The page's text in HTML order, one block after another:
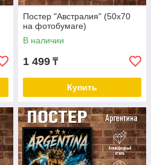
Постер "Австралия" (50х70
на фотобумаге)
В наличии
1 499 ₸
Купить